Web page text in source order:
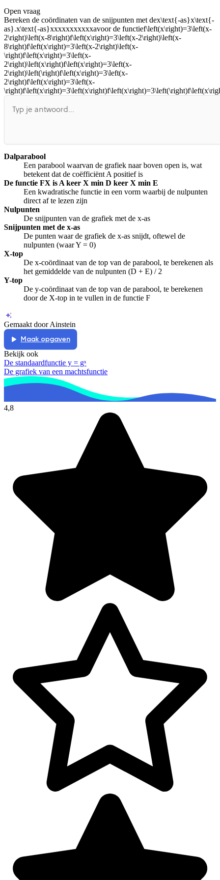
De uitleg gaat te langzaam
Afspelen werkte niet
Iets anders
Open vraag
Bereken de coördinaten van de snijpunten met dex\text{-as}x\text{-
as}.x\text{-as}xxxxxxxxxxxavoor de functief\left(x\right)=3\left(x-
2\right)\left(x-8\right)f\left(x\right)=3\left(x-2\right)\left(x-
8\right)f\left(x\right)=3\left(x-2\right)\left(x-
\right)f\left(x\right)=3\left(x-
2\right)\left(x\right)f\left(x\right)=3\left(x-
2\right)\left(\right)f\left(x\right)=3\left(x-
2\right)f\left(x\right)=3\left(x-
Dalparabool
Een parabool waarvan de grafiek naar boven open is, wat
betekent dat de coëfficiënt A positief is
De functie FX is A keer X min D keer X min E
Een kwadratische functie in een vorm waarbij de nulpunten
direct af te lezen zijn
Nulpunten
De snijpunten van de grafiek met de x-as
Snijpunten met de x-as
De punten waar de grafiek de x-as snijdt, oftewel de
nulpunten (waar Y = 0)
X-top
De x-coördinaat van de top van de parabool, te berekenen als
het gemiddelde van de nulpunten (D + E) / 2
Y-top
De y-coördinaat van de top van de parabool, te berekenen
door de X-top in te vullen in de functie F
Gemaakt door Ainstein
Maak opgaven
Bekijk ook
De standaardfunctie y = gˣ
De grafiek van een machtsfunctie
4,8